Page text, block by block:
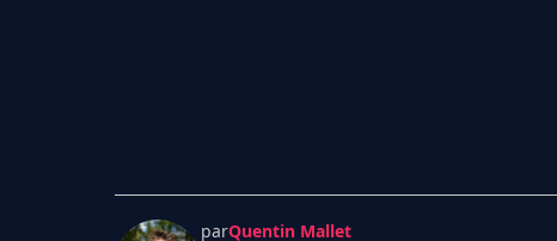
parQuentin Mallet